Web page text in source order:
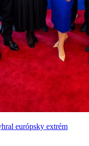
európsky extrém